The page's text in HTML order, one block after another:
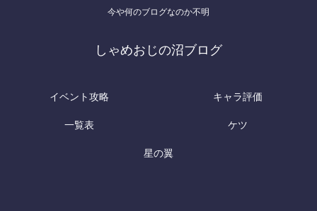
今や何のブログなのか不明
しゃめおじの沼ブログ
イベント攻略 キャラ評価
一覧表 ケツ
星の翼